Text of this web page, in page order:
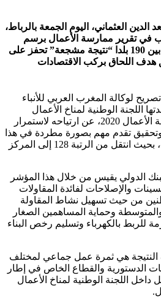
العثماني، اليوم الجمعة بالرباط،
في تقرير ممارسة الأعمال برسم
سنة 2020 إلى الرتبة 53 من بين 190 بلدا “نتيجة مشجعة” تحفز على
هدف اللحاق بركب الاقتصادات
لوكالة المغرب العربي للأنباء
اللجنة الوطنية لمناخ الأعمال
بمناسبة صدور تقرير ممارسة الأعمال 2020، عن ارتياحه لاستمرار
تقدم مهم بصورة مطردة في هذا
المؤشر الهام منذ 10 سنوات، بحيث انتقل من الرتبة 128 إلى المركز
الدولي يقيس من خلال هذا المؤشر
والإصلاحات لفائدة المقاولات
من حيث تسهيل نشاط المقاولة
وحماية المساهمين الصغار
للربط بالكهرباء وتسليم رخص البناء
النتيجة هي ثمرة عمل جماعي لمختلف
الدستورية والقطاع الخاص في إطار
اللجنة الوطنية لمناخ الأعمال